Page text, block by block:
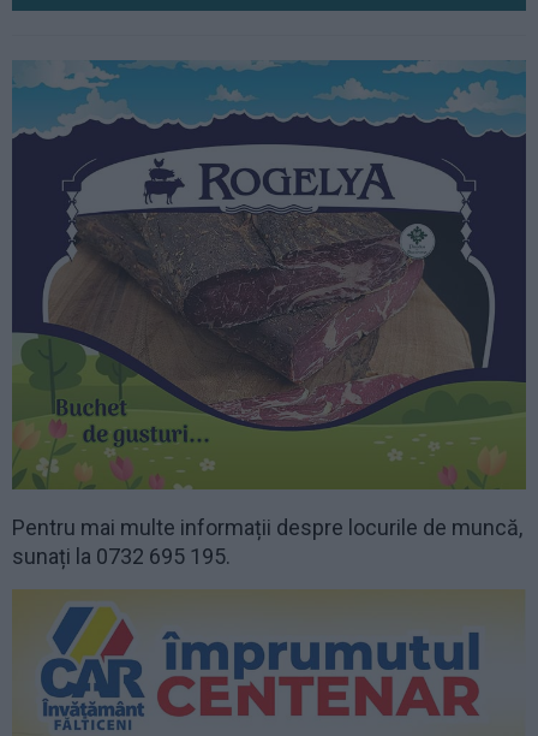
Pentru mai multe informații despre locurile de muncă,
sunați la 0732 695 195.